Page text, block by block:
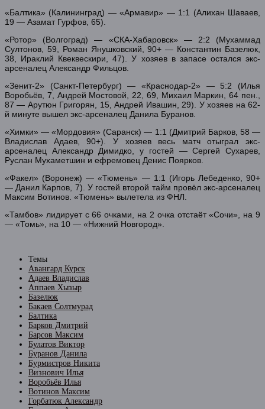
«Балтика» (Калининград) — «Армавир» — 1:1 (Алихан Шаваев,
19 — Азамат Гурфов, 65).
«Ротор» (Волгоград) — «СКА-Хабаровск» — 2:2 (Мухаммад
Султонов, 59, Роман Янушковский, 90+ — Константин Базелюк,
38, Ираклий Квеквескири, 47). У хозяев в запасе остался экс-
арсеналец Александр Фильцов.
«Зенит-2» (Санкт-Петербург) — «Краснодар-2» — 5:2 (Илья
Воробьёв, 7, Андрей Мостовой, 22, 69, Михаил Маркин, 64 пен.,
87 — Арутюн Григорян, 15, Андрей Ивашин, 29). У хозяев на 62-
й минуте вышел экс-арсеналец Данила Буранов.
«Химки» — «Мордовия» (Саранск) — 1:1 (Дмитрий Барков, 58 —
Владислав Адаев, 90+). У хозяев весь матч отыграл экс-
арсеналец Александр Димидко, у гостей — Сергей Сухарев,
Руслан Мухаметшин и ефремовец Денис Поярков.
«Факел» (Воронеж) — «Тюмень» — 1:1 (Игорь Лебеденко, 90+
— Данил Карпов, 7). У гостей второй тайм провёл экс-арсеналец
Максим Вотинов. «Тюмень» вылетела из ФНЛ.
«Тамбов» лидирует с 66 очками, на 2 очка отстаёт «Сочи», на 9
— «Томь», на 10 — «Нижний Новгород».
Темы
Авангард Курск
Адаев Владислав
Аппаев Хызыр
Базелюк
Бакаев Солтмурад
Балтика
Барков Дмитрий
Барсов Максим
Булатов Виктор
Буранов Данила
Бурмистров Никита
Визнович Илья
Воробьёв Илья
Вотинов Максим
Горбатюк Александр